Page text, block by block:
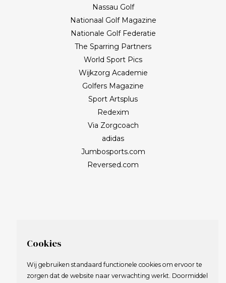
Nassau Golf
Nationaal Golf Magazine
Nationale Golf Federatie
The Sparring Partners
World Sport Pics
Wijkzorg Academie
Golfers Magazine
Sport Artsplus
Redexim
Via Zorgcoach
adidas
Jumbosports.com
Reversed.com
Cookies
Wij gebruiken standaard functionele cookies om ervoor te
zorgen dat de website naar verwachting werkt. Doormiddel